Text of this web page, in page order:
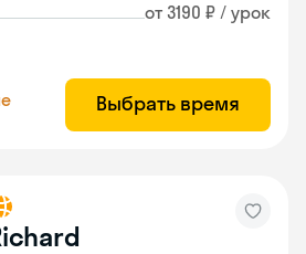
от 3190 ₽ / урок
Выбрать время